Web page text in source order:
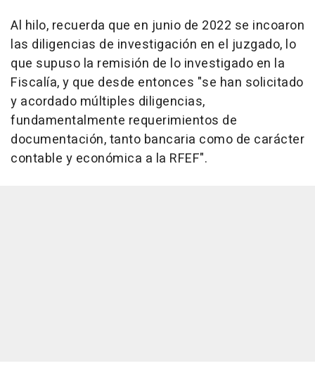
Al hilo, recuerda que en junio de 2022 se incoaron
las diligencias de investigación en el juzgado, lo
que supuso la remisión de lo investigado en la
Fiscalía, y que desde entonces "se han solicitado
y acordado múltiples diligencias,
fundamentalmente requerimientos de
documentación, tanto bancaria como de carácter
contable y económica a la RFEF".